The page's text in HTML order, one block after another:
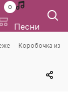
0
Песни
- Коробочка из